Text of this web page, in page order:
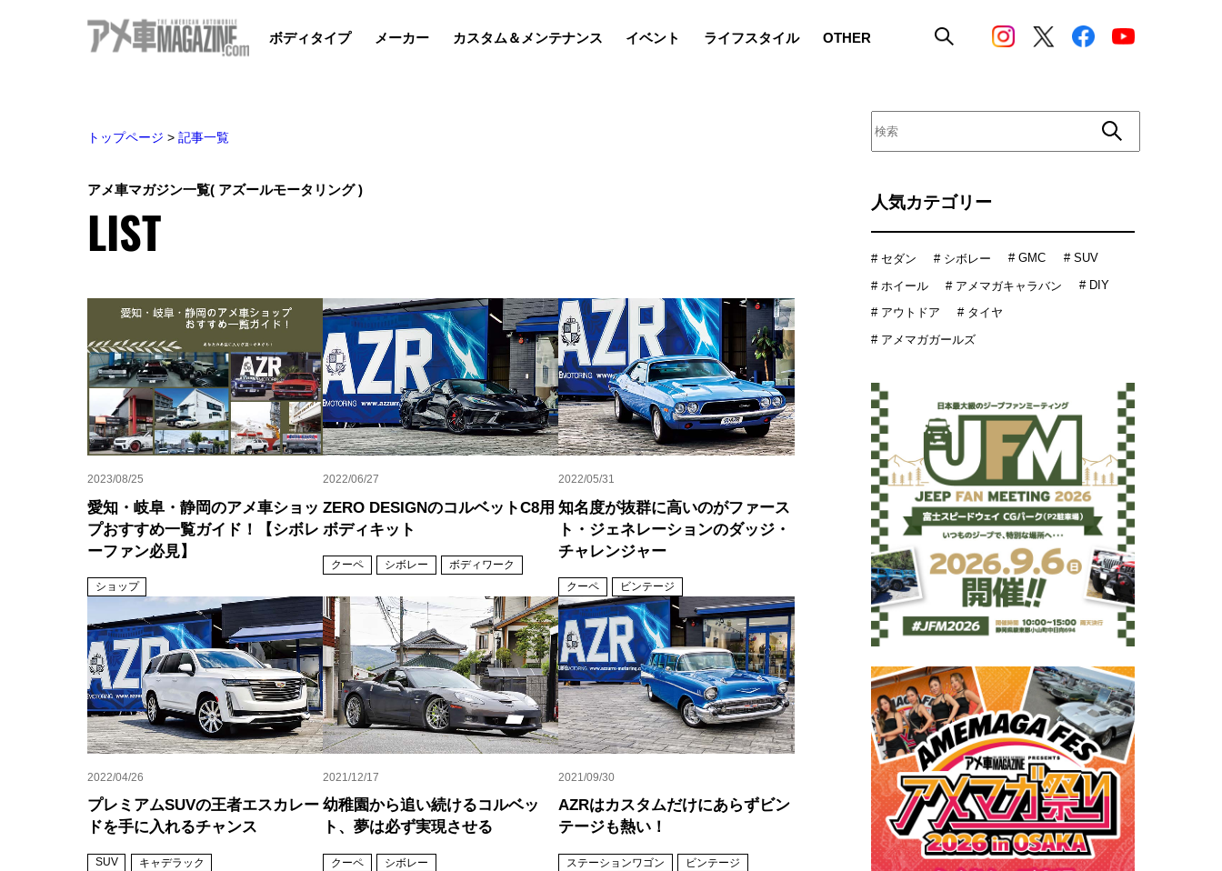
ボディタイプ メーカー カスタム＆メンテナンス イベント ライフスタイル OTHER
トップページ > 記事一覧
アメ車マガジン一覧( アズールモータリング )
LIST
2023/08/25
愛知・岐阜・静岡のアメ車ショッ
プおすすめ一覧ガイド！【シボレ
ーファン必見】
ショップ
2022/06/27
ZERO DESIGNのコルベットC8用
ボディキット
クーペ シボレー ボディワーク
2022/05/31
知名度が抜群に高いのがファース
ト・ジェネレーションのダッジ・
チャレンジャー
クーペ ビンテージ
2022/04/26
プレミアムSUVの王者エスカレー
ドを手に入れるチャンス
SUV キャデラック
2021/12/17
幼稚園から追い続けるコルベッ
ト、夢は必ず実現させる
クーペ シボレー
2021/09/30
AZRはカスタムだけにあらずビン
テージも熱い！
ステーションワゴン
ビンテージ
人気カテゴリー
# セダン # シボレー # GMC # SUV
# ホイール # アメマガキャラバン # DIY
# アウトドア
# タイヤ
# アメマガガールズ